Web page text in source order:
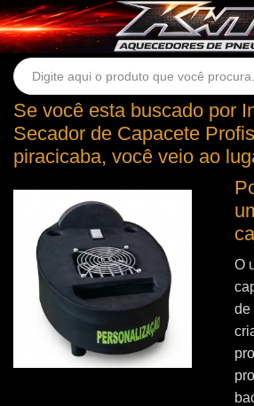
Search
Se você esta buscado por
Secador de Capacete
piracicaba, você veio ao
O
de